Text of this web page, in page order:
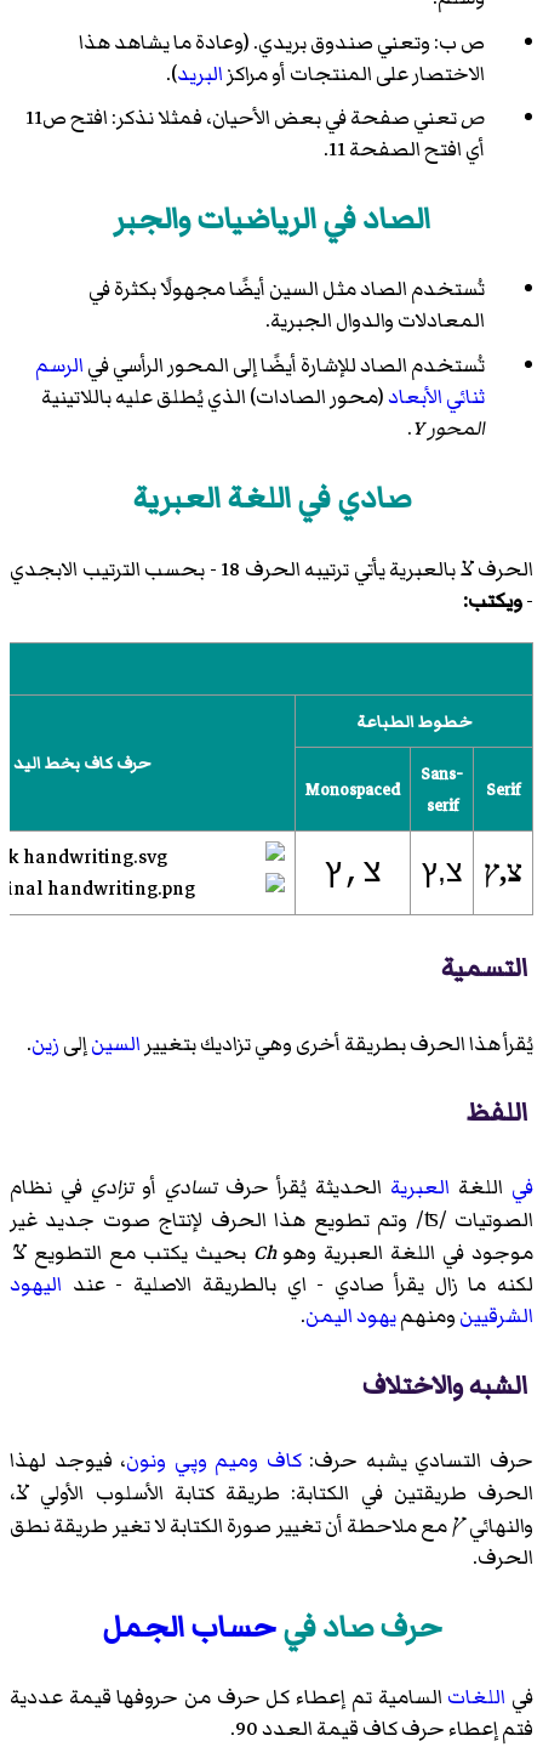
ص ب: وتعني صندوق بريدي. (وعادة ما يشاهد هذا
الاختصار على المنتجات أو مراكزالبريد).
ص
تعني صفحة في بعض الأحيان، فمثلا نذكر: افتح ص11
أي افتح الصفحة 11.
الصاد في الرياضيات والجبر
تُستخدم الصاد مثل السين أيضًا مجهولًا بكثرة في
المعادلات والدوال الجبرية.
تُستخدم الصاد للإشارة أيضًا إلى المحور الرأسي فيالرسم
ثنائي الأبعاد(محور الصادات) الذي يُطلق عليه باللاتينية
المحور Y .
صادي في اللغة العبرية
الحرفצ
بالعبرية يأتي ترتيبه الحرف 18 - بحسب الترتيب الابجدي
-ويكتب:
خطوط الطباعة
حرف كاف بخط اليد
Serif
Sans-
serif
Monospaced
צ,ץ צ,ץ צ,ץ
التسمية
يُقرأ هذا الحرف بطريقة أخرى وهي تزاديك بتغيير السينإلىزين.
اللفظ
في اللغة العبرية الحديثة يُقرأ حرفتسادي أوتزادي في نظام
الصوتيات /ʦ/ وتم تطويع هذا الحرف لإنتاج صوت جديد غير
موجود في اللغة العبرية وهوCh بحيث يكتب مع التطويع צ'
لكنه ما زال يقرأ صادي - اي بالطريقة الاصلية - عند اليهود
الشرقيينومنهميهود اليمن.
الشبه والاختلاف
حرف التسادي يشبه حرف:كاف وميم وپي ونون، فيوجد لهذا
الحرف طريقتين في الكتابة: طريقة كتابة الأسلوب الأولي צ،
والنهائيץمع ملاحطة أن تغيير صورة الكتابة لا تغير طريقة نطق
الحرف.
حرف صاد فيحساب الجمل
في اللغات السامية تم إعطاء كل حرف من حروفها قيمة عددية
فتم إعطاء حرف كاف قيمة العدد 90.